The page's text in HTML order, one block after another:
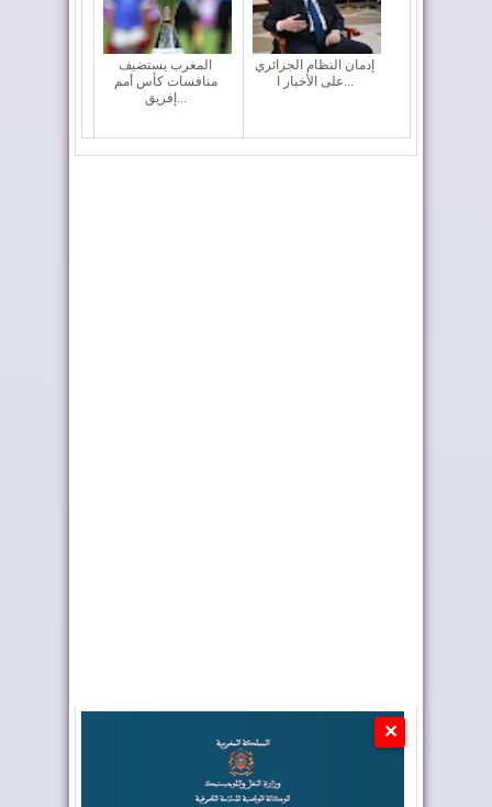
المغرب يستضيف
منافسات كأس أمم
إفريق...
إدمان النظام الجزائري
على الأخبار ا...
✕